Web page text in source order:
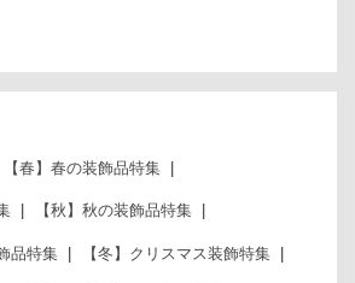
【春】春の装飾品特集
【秋】秋の装飾品特集
品特集 【冬】クリスマス装飾特集